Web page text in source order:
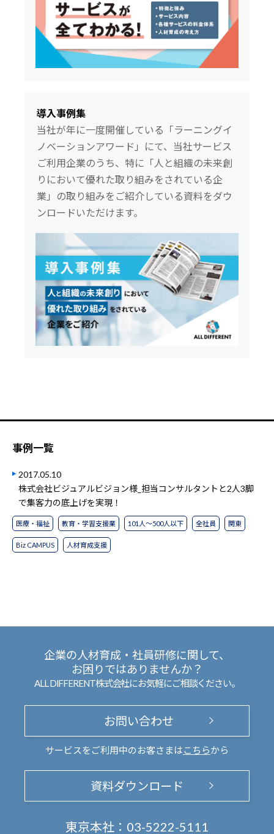
導入事例集
当社が年に一度開催している「ラーニングイ
ノベーションアワード」にて、当社サービス
ご利用企業のうち、特に「人と組織の未来創
りにおいて優れた取り組みをされている企
業」の取り組みをご紹介している資料をダウ
ンロードいただけます。
事例一覧
2017.05.10
株式会社ビジュアルビジョン様_担当コンサルタントと2人3脚
で集客力の底上げを実現！
医療・福祉 教育・学習支援業 101人～500人以下 全社員 関東
Biz CAMPUS 人材育成支援
企業の人材育成・社員研修に関して、
お困りではありませんか？
ALL DIFFERENT株式会社にお気軽にご相談ください。
お問い合わせ
サービスをご利用中のお客さまは こちらから
資料ダウンロード
東京本社： 03-5222-5111